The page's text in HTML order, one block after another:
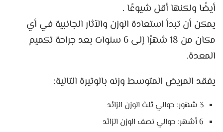
أيضًا ولكنها أقل شيوعًا .
يمكن أن تبدأ استعادة الوزن والآثار الجانبية في أي
مكان من 18 شهرًا إلى 6 سنوات بعد جراحة تكميم
المعدة.
يفقد المريض المتوسط ​​وزنه بالوتيرة التالية:
3 شهور: حوالي ثلث الوزن الزائد
6 أشهر: حوالي نصف الوزن الزائد